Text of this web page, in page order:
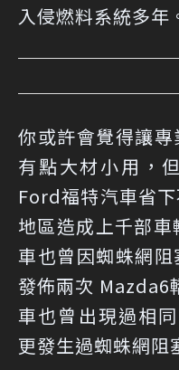
入侵燃料系統多年
你或許會覺得讓
有點大材小用，
Ford福特汽車省
地區造成上千部
車也曾因蜘蛛網阻
發佈兩次
車也曾出現過相
更發生過蜘蛛網阻